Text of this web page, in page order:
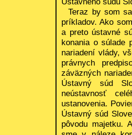
Teraz by som
príkladov. Ako
a preto ústavné
konania o súlade
nariadení vlády,
právnych
záväzných
Ústavný súd
neústavnosť
ustanovenia.
Ústavný súd
pôvodu majetku.